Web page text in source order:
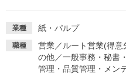
イベントを探す ス
業種 紙・パルプ
職種 営業／ ルート営業(得意
の他／一般事務・秘書
管理・品質管理・メン